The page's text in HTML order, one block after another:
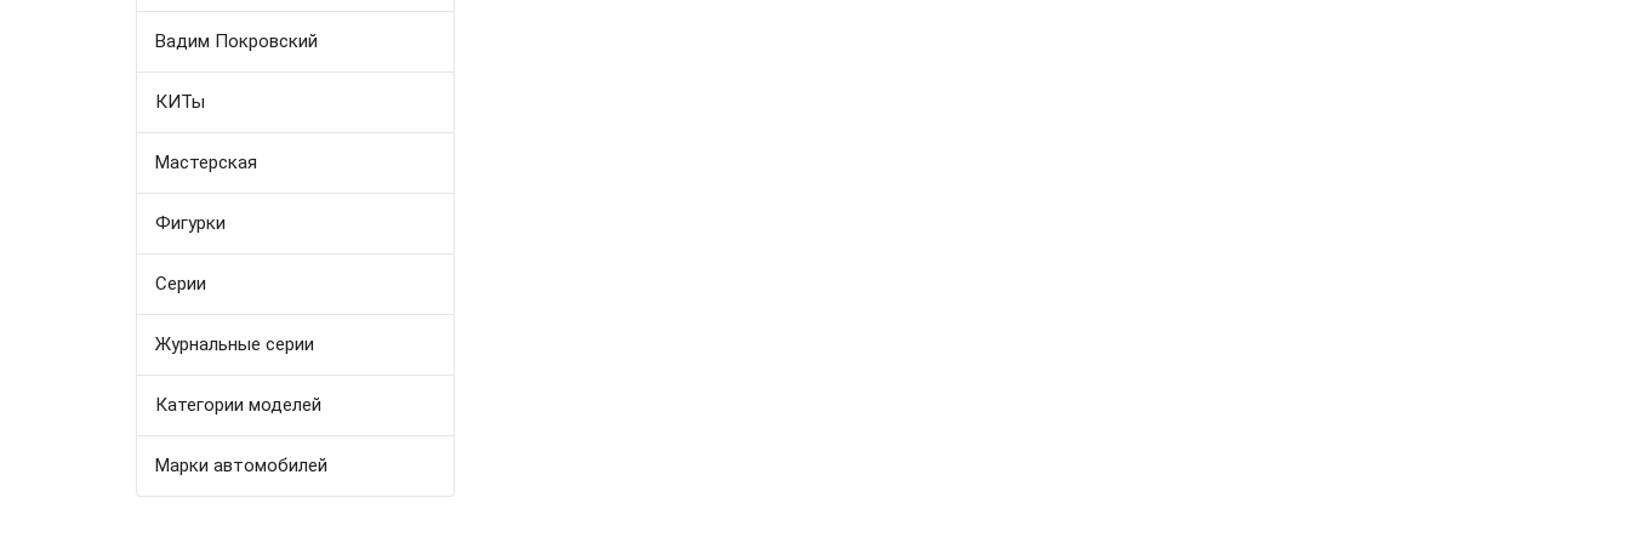
Вадим Покровский
КИТы
Мастерская
Фигурки
Серии
Журнальные серии
Категории моделей
Марки автомобилей